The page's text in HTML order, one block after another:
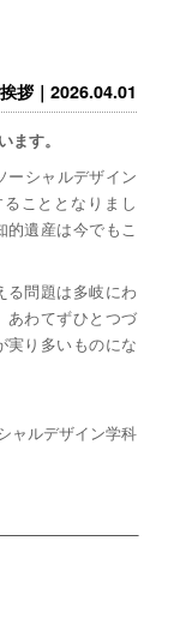
拶｜2026.04.01
ます。
ーシャルデザイン
こととなりまし
遺産は今でもこ
る問題は多岐にわ
あわてずひとつづ
実り多いものにな
ャルデザイン学科